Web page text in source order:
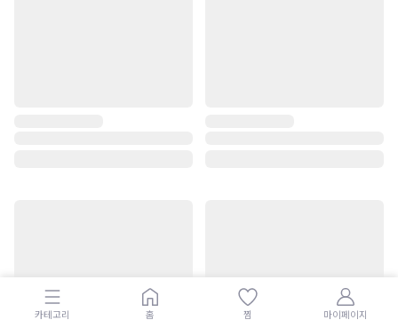
카테고리 홈 찜 마이페이지